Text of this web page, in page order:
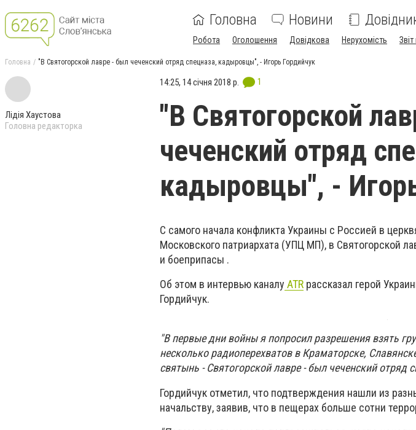
Головна Новини
Робота Оголошення Довідкова Нерухомість
Головна "В Святогорской лавре - был чеченский отряд спецназа, кадыровцы", - Игорь Гордийчук
Лідія Хаустова
Головна редакторка
14:25, 14 січня 2018 р. 1
"В Святогорской
чеченский отряд
кадыровцы", -
С самого начала конфликта Украины с Россией в
Московского патриархата (УПЦ МП), в Святогорской
и боеприпасы .
Об этом в интервью каналу ATR рассказал герой
Гордийчук.
"В первые дни войны я попросил разрешения взять
несколько радиоперехватов в Краматорске,
святынь - Святогорской лавре - был чеченский отряд
Гордийчук отметил, что подтверждения нашли из
начальству, заявив, что в пещерах больше сотни